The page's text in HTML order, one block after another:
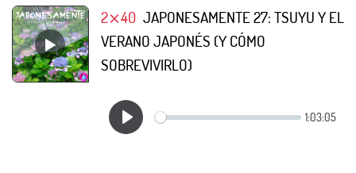
2⨯40 JAPONESAMENTE 27: TSUYU Y EL
VERANO JAPONÉS (Y CÓMO
SOBREVIVIRLO)